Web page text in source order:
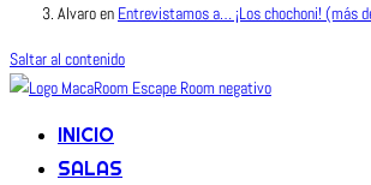
Alvaroen Entrevistamos a… ¡Los chochoni! (más
Saltar al contenido
INICIO
SALAS